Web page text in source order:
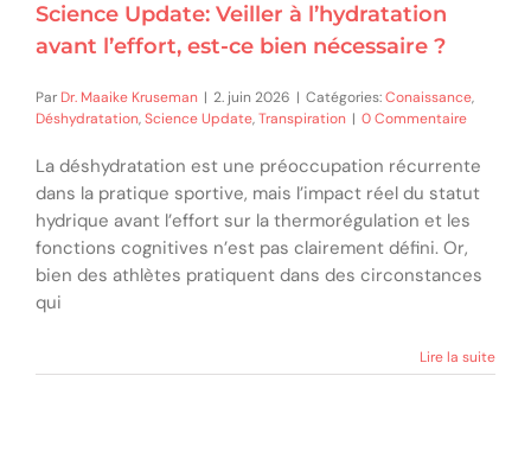
Science Update: Veiller à l’hydratation
avant l’effort, est-ce bien nécessaire ?
Par Dr. Maaike Kruseman | 2. juin 2026 | Catégories:Conaissance,
Déshydratation,Science Update,Transpiration | 0 Commentaire
La déshydratation est une préoccupation récurrente
dans la pratique sportive, mais l’impact réel du statut
hydrique avant l’effort sur la thermorégulation et les
fonctions cognitives n’est pas clairement défini. Or,
bien des athlètes pratiquent dans des circonstances
qui
Lire la suite